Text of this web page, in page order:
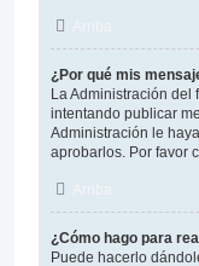
¿Por qué mis
La Administración
intentando publicar
Administración le
aprobarlos. Por favor
¿Cómo hago para
Puede hacerlo